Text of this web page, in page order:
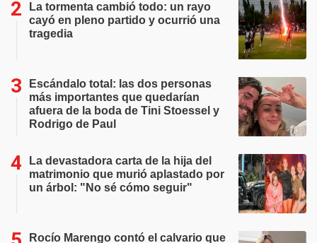
La tormenta cambió todo: un rayo
cayó en pleno partido y ocurrió una
tragedia
Escándalo total: las dos personas
más importantes que quedarían
afuera de la boda de Tini Stoessel y
Rodrigo de Paul
La devastadora carta de la hija del
matrimonio que murió aplastado por
un árbol: "No sé cómo seguir"
Rocío Marengo contó el calvario que